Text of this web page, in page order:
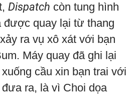
Dispatch còn tung hình
được quay lại từ thang
ra vụ xô xát với bạn
Máy quay đã ghi lại
cầu xin bạn trai với
ra, là vì Choi dọa